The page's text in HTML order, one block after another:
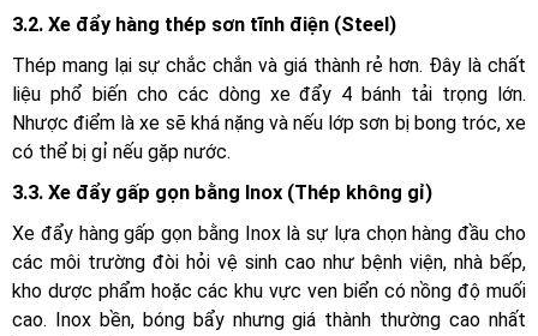
3.2. Xe đẩy hàng thép sơn tĩnh điện (Steel)
Thép mang lại sự chắc chắn và giá thành rẻ hơn. Đây là chất
liệu phổ biến cho các dòng xe đẩy 4 bánh tải trọng lớn.
Nhược điểm là xe sẽ khá nặng và nếu lớp sơn bị bong tróc, xe
có thể bị gỉ nếu gặp nước.
3.3. Xe đẩy gấp gọn bằng Inox (Thép không gỉ)
Xe đẩy hàng gấp gọn bằng Inox là sự lựa chọn hàng đầu cho
các môi trường đòi hỏi vệ sinh cao như bệnh viện, nhà bếp,
kho dược phẩm hoặc các khu vực ven biển có nồng độ muối
cao. Inox bền, bóng bẩy nhưng giá thành thường cao nhất